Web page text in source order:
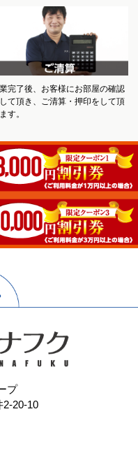
完了後、お客様にお部屋の確認
て頂き、ご清算・押印をして頂
す。
プ
2-20-10